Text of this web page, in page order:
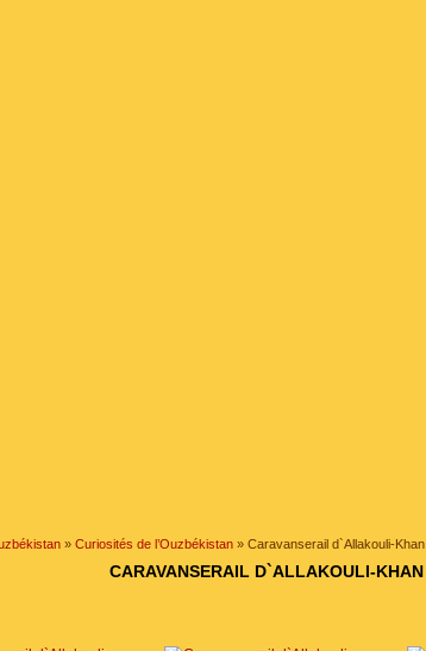
» Curiosités de l’Ouzbékistan » Caravanserail d`Allakouli-Khan
CARAVANSERAIL D`ALLAKOULI-KHAN